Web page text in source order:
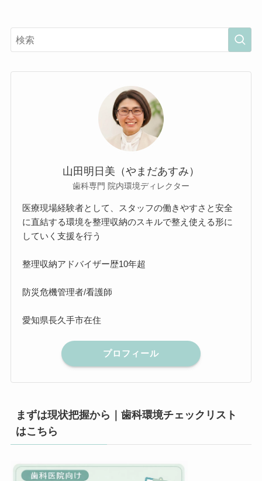
山田明日美（やまだあすみ）
歯科専門 院内環境ディレクター
医療現場経験者として、スタッフの働きやすさと安全
に直結する環境を整理収納のスキルで整え使える形に
していく支援を行う
整理収納アドバイザー歴10年超
防災危機管理者/看護師
愛知県長久手市在住
プロフィール
まずは現状把握から｜歯科環境チェックリスト
はこちら